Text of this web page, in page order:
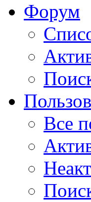
Форум
Все